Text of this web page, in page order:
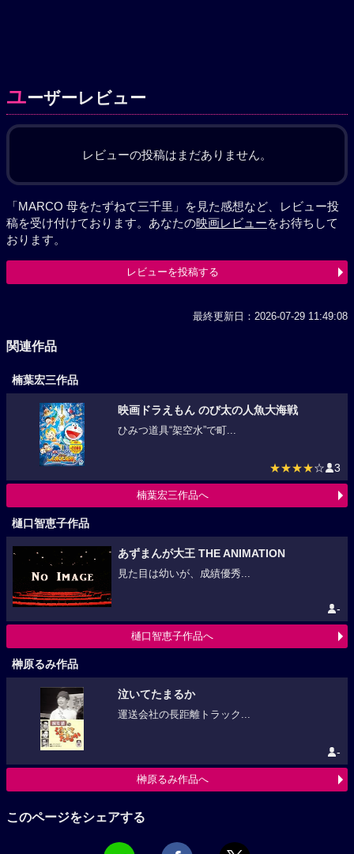
ユーザーレビュー
レビューの投稿はまだありません。
「MARCO 母をたずねて三千里」を見た感想など、レビュー投
稿を受け付けております。あなたの映画レビューをお待ちして
おります。
レビューを投稿する
最終更新日：2026-07-29 11:49:08
関連作品
楠葉宏三作品
映画ドラえもん のび太の人魚大海戦
ひみつ道具“架空水”で町...
★★★★☆ 3
楠葉宏三作品へ
樋口智恵子作品
あずまんが大王 THE ANIMATION
見た目は幼いが、成績優秀...
-
樋口智恵子作品へ
榊原るみ作品
泣いてたまるか
運送会社の長距離トラック...
-
榊原るみ作品へ
このページをシェアする